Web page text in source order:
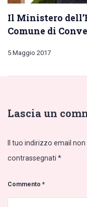
Il Ministero
Comune di
5 Maggio 2017
Lascia un
Il tuo indirizzo email
contrassegnati *
Commento*